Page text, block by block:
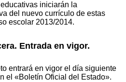
iniciarán la
del nuevo currículo de estas
escolar 2013/2014.
Entrada en vigor.
entrará en vigor el día siguiente
el «Boletín Oficial del Estado».